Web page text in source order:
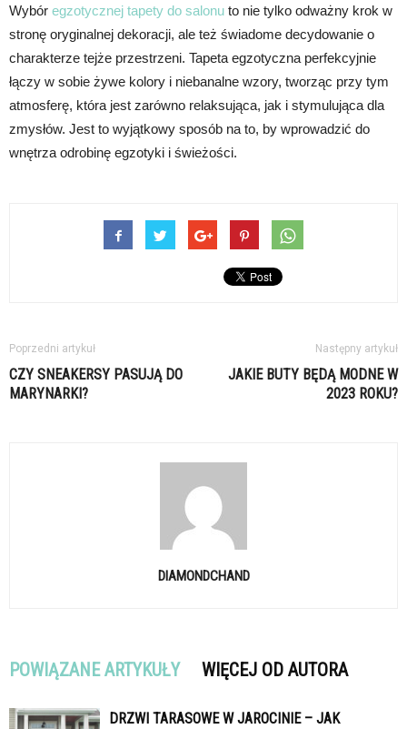
Wybór egzotycznej tapety do salonu to nie tylko odważny krok w
stronę oryginalnej dekoracji, ale też świadome decydowanie o
charakterze tejże przestrzeni. Tapeta egzotyczna perfekcyjnie
łączy w sobie żywe kolory i niebanalne wzory, tworząc przy tym
atmosferę, która jest zarówno relaksująca, jak i stymulująca dla
zmysłów. Jest to wyjątkowy sposób na to, by wprowadzić do
wnętrza odrobinę egzotyki i świeżości.
Poprzedni artykuł
CZY SNEAKERSY PASUJĄ DO
MARYNARKI?
Następny artykuł
JAKIE BUTY BĘDĄ MODNE W
2023 ROKU?
DIAMONDCHAND
POWIĄZANE ARTYKUŁY WIĘCEJ OD AUTORA
DRZWI TARASOWE W JAROCINIE – JAK